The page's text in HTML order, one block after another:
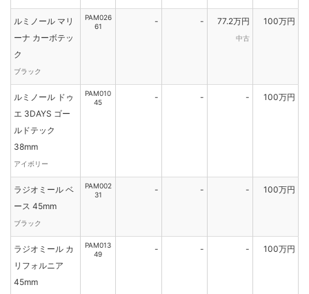
ルミノール マリ
ーナ カーボテッ
ク
ブラック
PAM026
61
- - 77.2万円
中古
100万円
ルミノール ドゥ
エ 3DAYS ゴー
ルドテック
38mm
アイボリー
PAM010
45
- - - 100万円
ラジオミール ベ
ース 45mm
ブラック
PAM002
31
- - - 100万円
ラジオミール カ
リフォルニア
45mm
PAM013
49
- - - 100万円